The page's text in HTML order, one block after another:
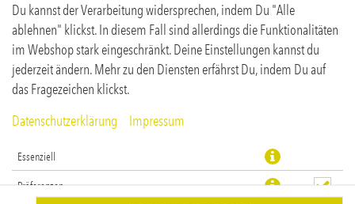
Du kannst der Verarbeitung widersprechen, indem Du "Alle
ablehnen" klickst. In diesem Fall sind allerdings die Funktionalitäten
im Webshop stark eingeschränkt. Deine Einstellungen kannst du
jederzeit ändern. Mehr zu den Diensten erfährst Du, indem Du auf
das Fragezeichen klickst.
Datenschutzerklärung
Impressum
Essenziell
Präferenzen